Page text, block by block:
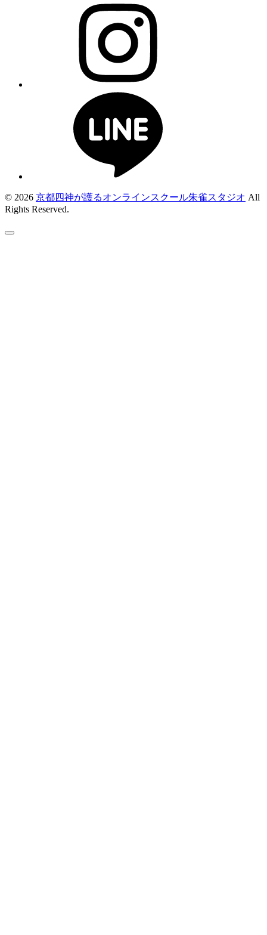
© 2026 京都四神が護るオンラインスクール朱雀スタジオ All
Rights Reserved.